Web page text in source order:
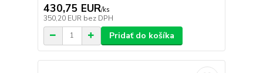
430,75 EUR/ks
350,20 EUR bez DPH
Pridať do košíka